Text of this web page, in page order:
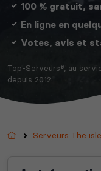
100 % gratuit,
En ligne en
Votes, avis et
Top-Serveurs®, au
depuis 2012.
AccueilServeurs The isle